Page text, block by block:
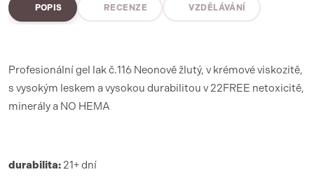
POPIS RECENZE VZDĚLÁVÁNÍ
Profesionální gel lak č.116 Neonově žlutý, v krémové viskozitě,
s vysokým leskem a vysokou durabilitou v 22FREE netoxicitě,
minerály a NO HEMA
durabilita: 21+ dní